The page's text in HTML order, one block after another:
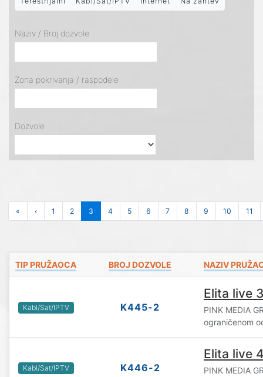
Naziv / Broj dozvole
Zona pokrivanja / raspodele
Dozvole
« ‹ 1 2 3 4 5 6 7 8 9 10 11
TIP PRUŽAOCA BROJ DOZVOLE NAZIV
Kabl/Sat/IPTV K445-2
Elita live
PINK MEDIA
ograničenom
Kabl/Sat/IPTV K446-2
Elita live
PINK MEDIA